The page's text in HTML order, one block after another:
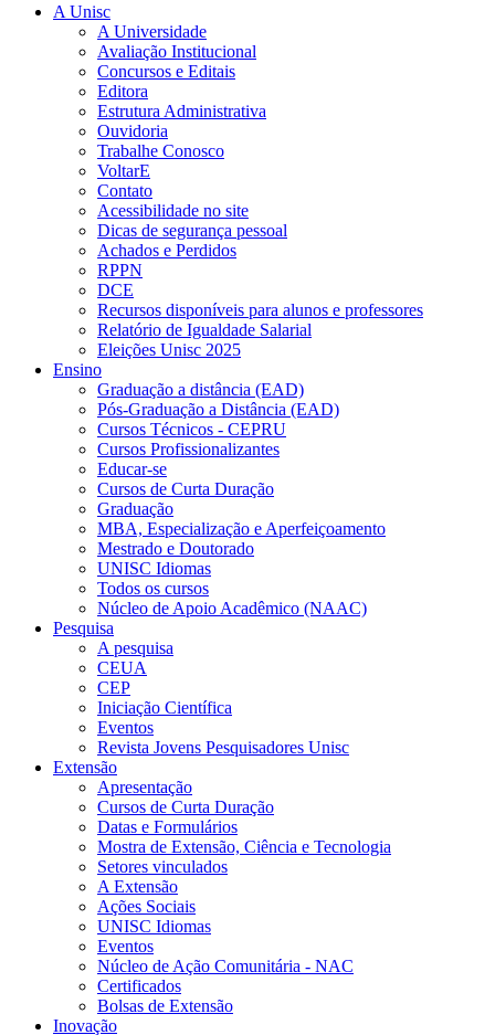
A Unisc
A Universidade
Avaliação Institucional
Concursos e Editais
Editora
Estrutura Administrativa
Ouvidoria
Trabalhe Conosco
VoltarE
Contato
Acessibilidade no site
Dicas de segurança pessoal
Achados e Perdidos
RPPN
DCE
Recursos disponíveis para alunos e professores
Relatório de Igualdade Salarial
Eleições Unisc 2025
Ensino
Graduação a distância (EAD)
Pós-Graduação a Distância (EAD)
Cursos Técnicos - CEPRU
Cursos Profissionalizantes
Educar-se
Cursos de Curta Duração
Graduação
MBA, Especialização e Aperfeiçoamento
Mestrado e Doutorado
UNISC Idiomas
Todos os cursos
Núcleo de Apoio Acadêmico (NAAC)
Pesquisa
A pesquisa
CEUA
CEP
Iniciação Científica
Eventos
Revista Jovens Pesquisadores Unisc
Extensão
Apresentação
Cursos de Curta Duração
Datas e Formulários
Mostra de Extensão, Ciência e Tecnologia
Setores vinculados
A Extensão
Ações Sociais
UNISC Idiomas
Eventos
Núcleo de Ação Comunitária - NAC
Certificados
Bolsas de Extensão
Inovação